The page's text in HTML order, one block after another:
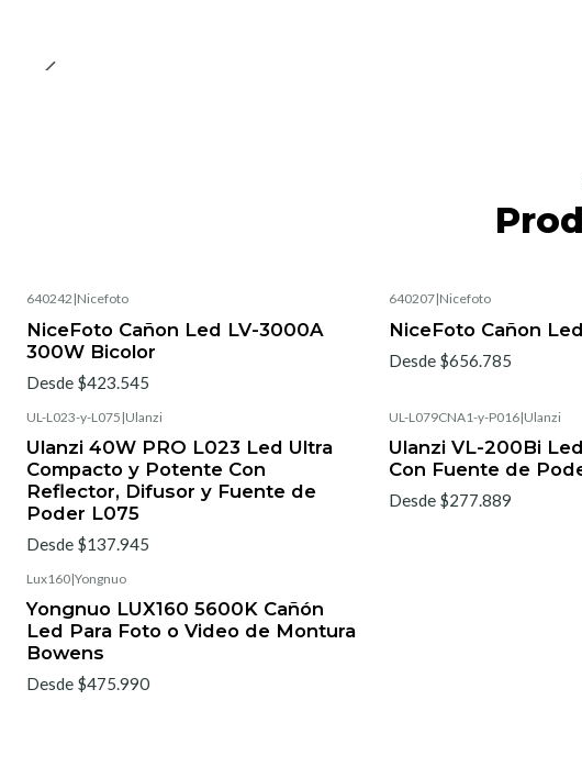
640242 |Nicefoto
NiceFoto Cañon Led LV-3000A
300W Bicolor
Desde $423.545
640207|Nicefoto
NiceFoto Cañon
Desde $656.785
UL-L023-y-L075 |Ulanzi
Ulanzi 40W PRO L023 Led Ultra
Compacto y Potente Con
Reflector, Difusor y Fuente de
Poder L075
Desde $137.945
UL-L079CNA1-y-P016|Ulanzi
Ulanzi VL-200Bi
Con Fuente de
Desde $277.889
Lux160|Yongnuo
Yongnuo LUX160 5600K Cañón
Led Para Foto o Video de Montura
Bowens
Desde $475.990